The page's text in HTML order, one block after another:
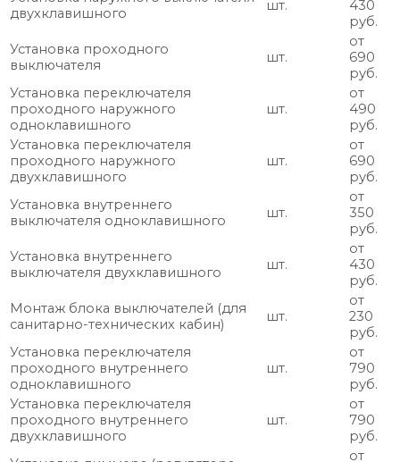
двухклавишного
шт.
430
руб.
Установка проходного
выключателя
шт.
от
690
руб.
Установка переключателя
проходного наружного
одноклавишного
шт.
от
490
руб.
Установка переключателя
проходного наружного
двухклавишного
шт.
от
690
руб.
Установка внутреннего
выключателя одноклавишного
шт.
от
350
руб.
Установка внутреннего
выключателя двухклавишного
шт.
от
430
руб.
Монтаж блока выключателей (для
санитарно-технических кабин)
шт.
от
230
руб.
Установка переключателя
проходного внутреннего
одноклавишного
шт.
от
790
руб.
Установка переключателя
проходного внутреннего
двухклавишного
шт.
от
790
руб.
от